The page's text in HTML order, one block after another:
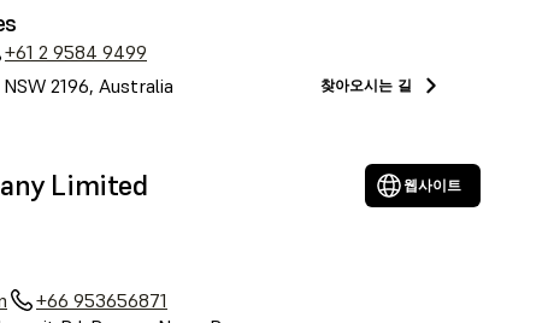
+61 2 9584 9499
2196, Australia
찾아오시는 길
Limited 웹사이트
+66 953656871